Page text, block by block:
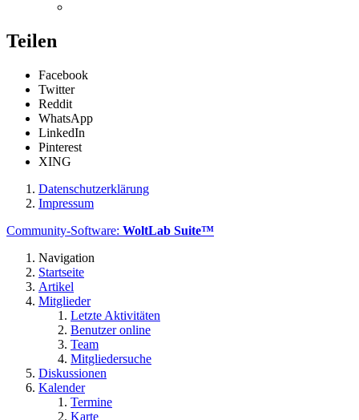
Teilen
Facebook
Twitter
Reddit
WhatsApp
LinkedIn
Pinterest
XING
Datenschutzerklärung
Impressum
Community-Software: WoltLab Suite™
Navigation
Startseite
Artikel
Mitglieder
Letzte Aktivitäten
Benutzer online
Team
Mitgliedersuche
Diskussionen
Kalender
Termine
Karte